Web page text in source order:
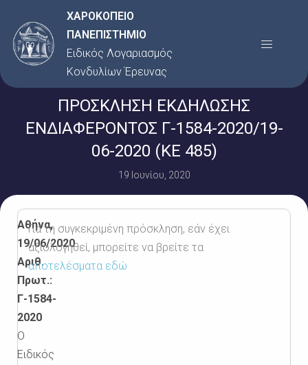
στο
περιεχόμενο
ΧΑΡΟΚΟΠΕΙΟ
ΠΑΝΕΠΙΣΤΗΜΙΟ
Ειδικός Λογαριασμός
Κονδυλίων Έρευνας
Menu
ΠΡΟΣΚΛΗΣΗ ΕΚΔΗΛΩΣΗΣ
ΕΝΔΙΑΦΕΡΟΝΤΟΣ Γ-1584-2020/19-
06-2020 (ΚΕ 485)
19 Ιουνίου, 2020
Αθήνα,
19/06/2020
Αριθ.
Πρωτ.:
Γ-1584-
2020
Ο
Ειδικός
Για τη συγκεκριμένη πρόσκληση, εάν έχει
αξιολογηθεί, μπορείτε να βρείτε τα
αποτελέσματα εδώ